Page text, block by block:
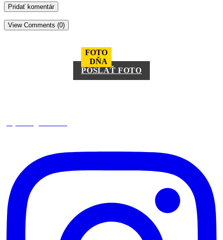
View Comments (0)
FOTO
DŇA
POSLAŤ FOTO